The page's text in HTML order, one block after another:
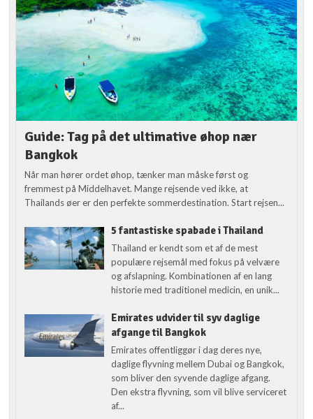
Guide: Tag på det ultimative øhop nær
Bangkok
Når man hører ordet øhop, tænker man måske først og
fremmest på Middelhavet. Mange rejsende ved ikke, at
Thailands øer er den perfekte sommerdestination. Start rejsen...
5 fantastiske spabade i Thailand
Thailand er kendt som et af de mest
populære rejsemål med fokus på velvære
og afslapning. Kombinationen af en lang
historie med traditionel medicin, en unik...
Emirates udvider til syv daglige
afgange til Bangkok
Emirates offentliggør i dag deres nye,
daglige flyvning mellem Dubai og Bangkok,
som bliver den syvende daglige afgang.
Den ekstra flyvning, som vil blive serviceret
af...